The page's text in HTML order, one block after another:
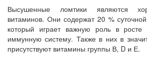
Высушенные ломтики являются
витаминов. Они содержат 20 %
который играет важную роль в росте
иммунную систему. Также в них в
присутствуют витамины группы В, D и Е.